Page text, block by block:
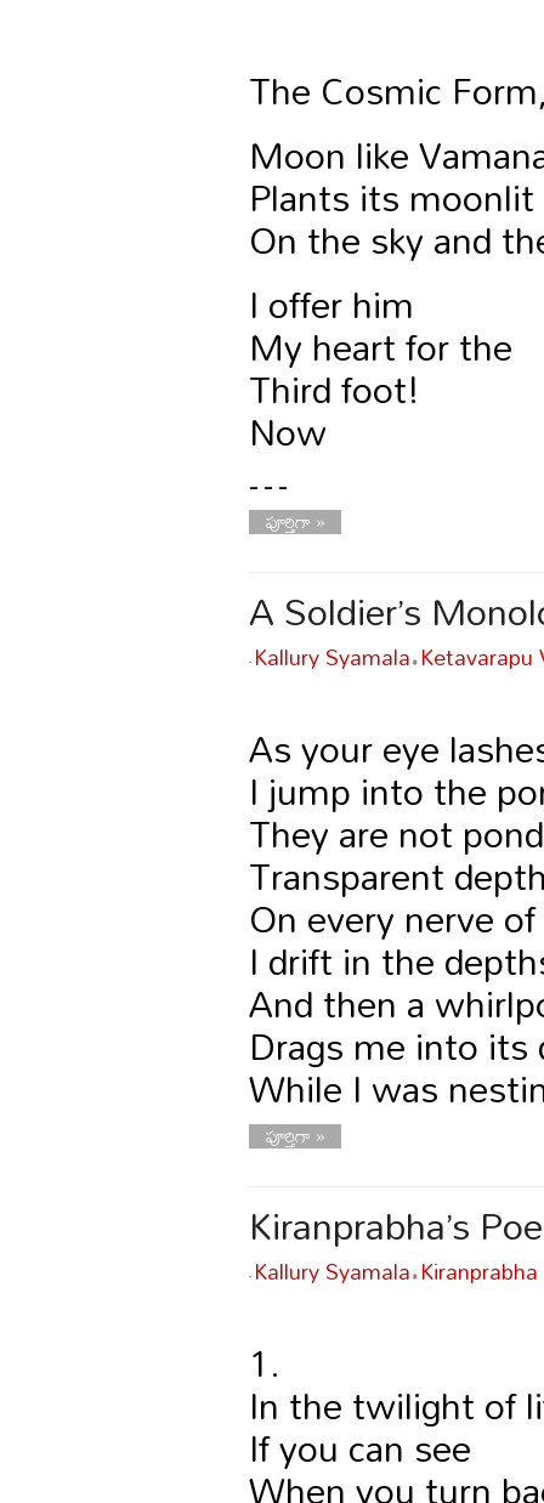
The Cosmic
Moon like
Plants its
On the sky and
I offer him
My heart for the
Third foot!
Now
…
పూర్తిగా »
A Soldier’s
- Kallury Syamala •
As your eye
I jump into the
They are not
Transparent
On every nerve
I drift in the
And then a
Drags me into
While I was
పూర్తిగా »
Kiranprabha’s
- Kallury Syamala • Kiranprabha
1.
In the twilight of
If you can see